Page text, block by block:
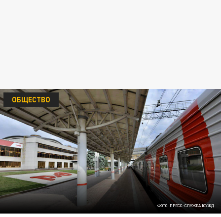
ФОТО: ПРЕСС-СЛУЖБА ЮУЖД
ОБЩЕСТВО